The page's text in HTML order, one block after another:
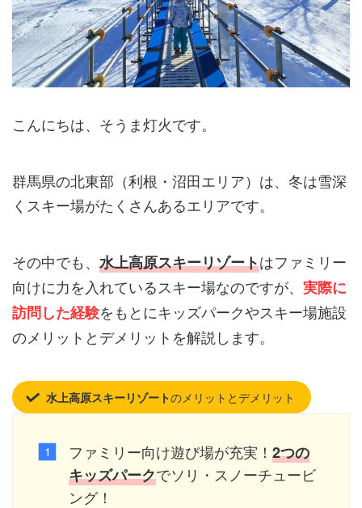
こんにちは、そうま灯火です。
群馬県の北東部（利根・沼田エリア）は、冬は雪深
くスキー場がたくさんあるエリアです。
その中でも、 水上高原スキーリゾートはファミリー
向けに力を入れているスキー場なのですが、 実際に
訪問した経験をもとにキッズパークやスキー場施設
のメリットとデメリットを解説します。
水上高原スキーリゾートのメリットとデメリット
ファミリー向け遊び場が充実！ 2つの
キッズパークでソリ・スノーチュービ
ング！